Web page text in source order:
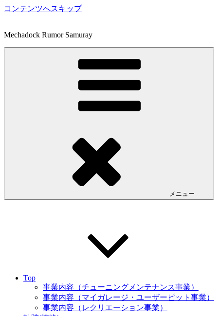
コンテンツへスキップ
Mechadock Rumor Samuray
メニュー
Top
事業内容（チューニングメンテナンス事業）
事業内容（マイガレージ・ユーザーピット事業）
事業内容（レクリエーション事業）